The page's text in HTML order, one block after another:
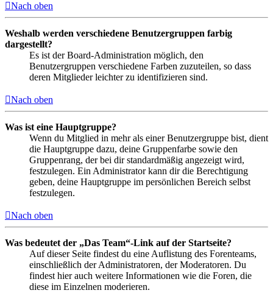
Nach oben
Weshalb werden verschiedene Benutzergruppen farbig
dargestellt?
Es ist der Board-Administration möglich, den
Benutzergruppen verschiedene Farben zuzuteilen, so dass
deren Mitglieder leichter zu identifizieren sind.
Nach oben
Was ist eine Hauptgruppe?
Wenn du Mitglied in mehr als einer Benutzergruppe bist, dient
die Hauptgruppe dazu, deine Gruppenfarbe sowie den
Gruppenrang, der bei dir standardmäßig angezeigt wird,
festzulegen. Ein Administrator kann dir die Berechtigung
geben, deine Hauptgruppe im persönlichen Bereich selbst
festzulegen.
Nach oben
Was bedeutet der „Das Team“-Link auf der Startseite?
Auf dieser Seite findest du eine Auflistung des Forenteams,
einschließlich der Administratoren, der Moderatoren. Du
findest hier auch weitere Informationen wie die Foren, die
diese im Einzelnen moderieren.